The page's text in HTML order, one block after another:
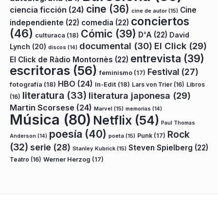
ciencia ficción (24) cine (36) cine de autor(15) Cine
independiente (22) comedia (22) conciertos
(46) culturaca (18) Cómic (39) D'A (22) David
Lynch (20) discos (14) documental (30) El Click (29)
El Click de Ràdio Montornès (22) entrevista (39)
escritoras (56) feminismo (17) Festival (27)
fotografía (18) HBO (24) In-Edit (18) Lars von Trier (16) Libros
(16) literatura (33) literatura japonesa (29)
Martin Scorsese (24) Marvel (15) memorias (14)
Música (80) Netflix (54) Paul Thomas
Anderson (14) poesía (40) poeta (15) Punk (17) Rock
(32) serie (28) Stanley Kubrick (15) Steven Spielberg (22)
Teatro (16) Werner Herzog (17)